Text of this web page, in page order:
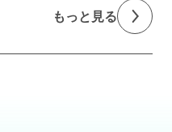
もっと見る